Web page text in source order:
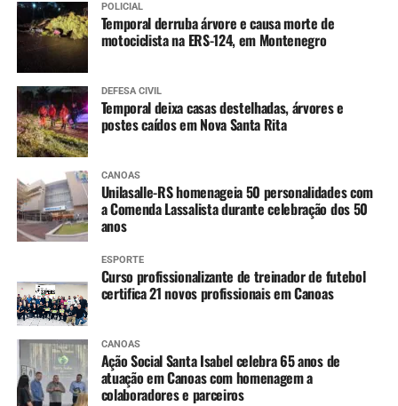
POLICIAL
Temporal derruba árvore e causa morte de
motociclista na ERS-124, em Montenegro
DEFESA CIVIL
Temporal deixa casas destelhadas, árvores e
postes caídos em Nova Santa Rita
CANOAS
Unilasalle-RS homenageia 50 personalidades com
a Comenda Lassalista durante celebração dos 50
anos
ESPORTE
Curso profissionalizante de treinador de futebol
certifica 21 novos profissionais em Canoas
CANOAS
Ação Social Santa Isabel celebra 65 anos de
atuação em Canoas com homenagem a
colaboradores e parceiros